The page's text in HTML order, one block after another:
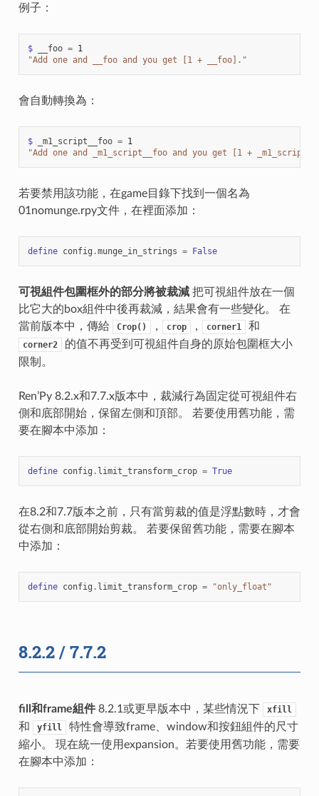
例子：
$ __foo = 1
"Add one and __foo and you get [1 + __foo]."
會自動轉換為：
$ _m1_script__foo = 1
"Add one and _m1_script__foo and you get [1 +
若要禁用該功能，在game目錄下找到一個名為
01nomunge.rpy文件，在裡面添加：
define config .munge_in_strings = False
可視組件包圍框外的部分將被裁減把可視組件放在一個
比它大的box組件中後再裁減，結果會有一些變化。 在
當前版本中，傳給
Crop() ， crop ， corner1 和
corner2
的值不再受到可視組件自身的原始包圍框大小
限制。
Ren’Py 8.2.x和7.7.x版本中，裁減行為固定從可視組件右
側和底部開始，保留左側和頂部。 若要使用舊功能，需
要在腳本中添加：
define config . limit_transform_crop = True
在8.2和7.7版本之前，只有當剪裁的值是浮點數時，才會
從右側和底部開始剪裁。 若要保留舊功能，需要在腳本
中添加：
define config . limit_transform_crop = "only_float"
8.2.2 / 7.7.2
fill和frame組件8.2.1或更早版本中，某些情況下 xfill
和 yfill
特性會導致frame、window和按鈕組件的尺寸
縮小。 現在統一使用expansion。若要使用舊功能，需要
在腳本中添加：